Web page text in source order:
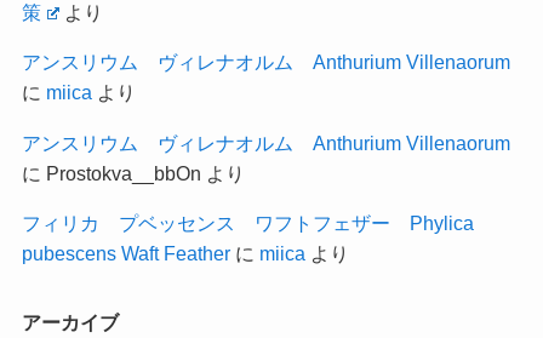
策
より
アンスリウム ヴィレナオルム Anthurium Villenaorum
に miica より
アンスリウム ヴィレナオルム Anthurium Villenaorum
に Prostokva__bbOn より
フィリカ プベッセンス ワフトフェザー Phylica
pubescens Waft Featherに miica より
アーカイブ